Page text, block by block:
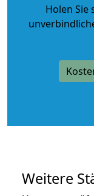
Holen Sie
Weitere